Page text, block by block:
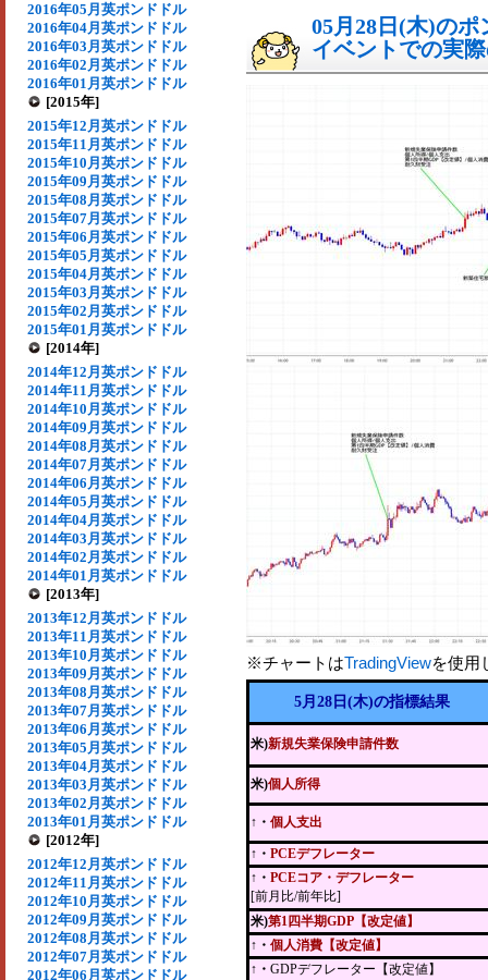
2016年05月英ポンドドル
2016年04月英ポンドドル
2016年03月英ポンドドル
2016年02月英ポンドドル
2016年01月英ポンドドル
[2015年]
2015年12月英ポンドドル
2015年11月英ポンドドル
2015年10月英ポンドドル
2015年09月英ポンドドル
2015年08月英ポンドドル
2015年07月英ポンドドル
2015年06月英ポンドドル
2015年05月英ポンドドル
2015年04月英ポンドドル
2015年03月英ポンドドル
2015年02月英ポンドドル
2015年01月英ポンドドル
[2014年]
2014年12月英ポンドドル
2014年11月英ポンドドル
2014年10月英ポンドドル
2014年09月英ポンドドル
2014年08月英ポンドドル
2014年07月英ポンドドル
2014年06月英ポンドドル
2014年05月英ポンドドル
2014年04月英ポンドドル
2014年03月英ポンドドル
2014年02月英ポンドドル
2014年01月英ポンドドル
[2013年]
2013年12月英ポンドドル
2013年11月英ポンドドル
2013年10月英ポンドドル
2013年09月英ポンドドル
2013年08月英ポンドドル
2013年07月英ポンドドル
2013年06月英ポンドドル
2013年05月英ポンドドル
2013年04月英ポンドドル
2013年03月英ポンドドル
2013年02月英ポンドドル
2013年01月英ポンドドル
[2012年]
2012年12月英ポンドドル
2012年11月英ポンドドル
2012年10月英ポンドドル
2012年09月英ポンドドル
2012年08月英ポンドドル
2012年07月英ポンドドル
2012年06月英ポンドドル
05月28日(木)の
イベントでの実
※チャートはTradingViewを使用
5月28日(木)の指標結果
米)新規失業保険申請件数
米)個人所得
↑・ 個人支出
↑・ PCEデフレーター
↑・ PCEコア・デフレーター
[前月比/前年比]
米)第1四半期GDP【改定値】
↑・ 個人消費【改定値】
↑・ GDPデフレーター【改定値】